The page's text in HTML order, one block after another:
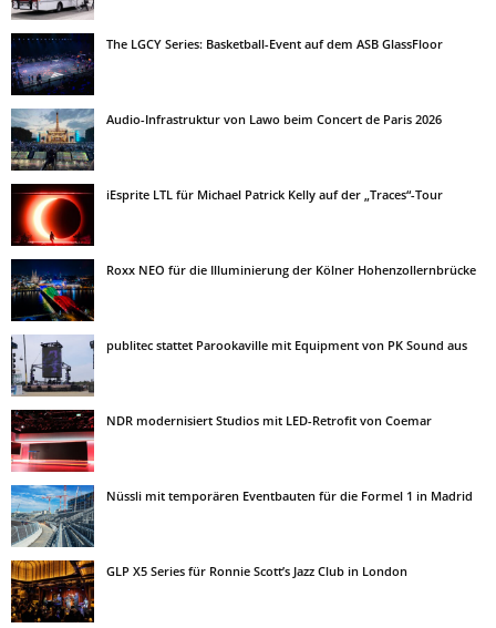
The LGCY Series: Basketball-Event auf dem ASB GlassFloor
Audio-Infrastruktur von Lawo beim Concert de Paris 2026
iEsprite LTL für Michael Patrick Kelly auf der „Traces“-Tour
Roxx NEO für die Illuminierung der Kölner Hohenzollernbrücke
publitec stattet Parookaville mit Equipment von PK Sound aus
NDR modernisiert Studios mit LED-Retrofit von Coemar
Nüssli mit temporären Eventbauten für die Formel 1 in Madrid
GLP X5 Series für Ronnie Scott’s Jazz Club in London